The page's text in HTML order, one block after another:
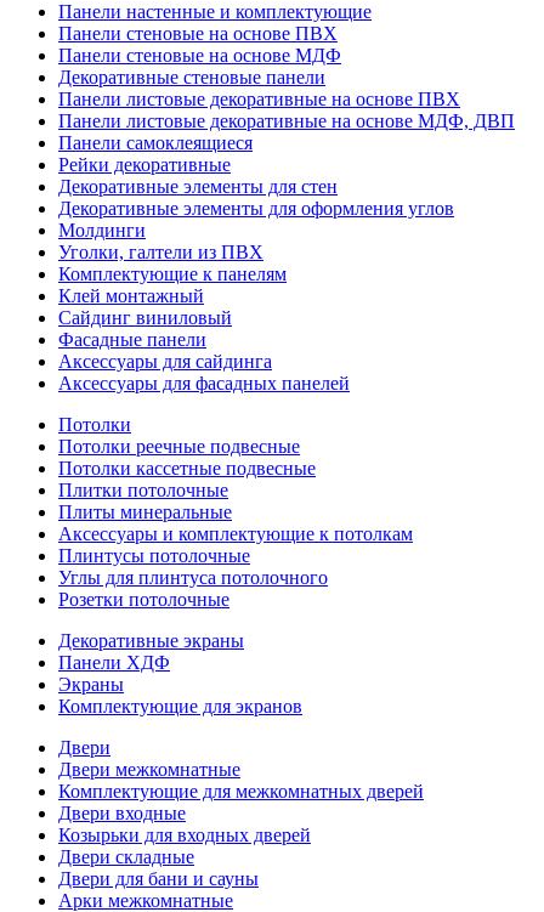
Панели настенные и комплектующие
Панели стеновые на основе ПВХ
Панели стеновые на основе МДФ
Декоративные стеновые панели
Панели листовые декоративные на основе ПВХ
Панели листовые декоративные на основе МДФ, ДВП
Панели самоклеящиеся
Рейки декоративные
Декоративные элементы для стен
Декоративные элементы для оформления углов
Молдинги
Уголки, галтели из ПВХ
Комплектующие к панелям
Клей монтажный
Сайдинг виниловый
Фасадные панели
Аксессуары для сайдинга
Аксессуары для фасадных панелей
Потолки
Потолки реечные подвесные
Потолки кассетные подвесные
Плитки потолочные
Плиты минеральные
Аксессуары и комплектующие к потолкам
Плинтусы потолочные
Углы для плинтуса потолочного
Розетки потолочные
Декоративные экраны
Панели ХДФ
Экраны
Комплектующие для экранов
Двери
Двери межкомнатные
Комплектующие для межкомнатных дверей
Двери входные
Козырьки для входных дверей
Двери складные
Двери для бани и сауны
Арки межкомнатные